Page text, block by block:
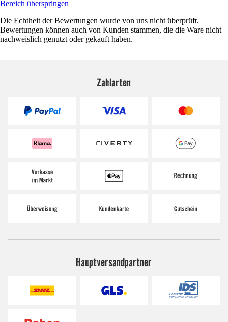
Bereich überspringen
Die Echtheit der Bewertungen wurde von uns nicht überprüft.
Bewertungen können auch von Kunden stammen, die die Ware nicht
nachweislich genutzt oder gekauft haben.
Zahlarten
Hauptversandpartner